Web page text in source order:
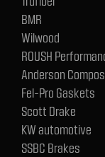
BMR
Wilwood
ROUSH
Anderson
Fel-Pro Gaskets
Scott Drake
KW automotive
SSBC Brakes